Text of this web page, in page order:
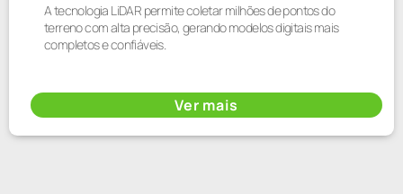
A tecnologia LiDAR permite coletar milhões de pontos do
terreno com alta precisão, gerando modelos digitais mais
completos e confiáveis.
Ver mais